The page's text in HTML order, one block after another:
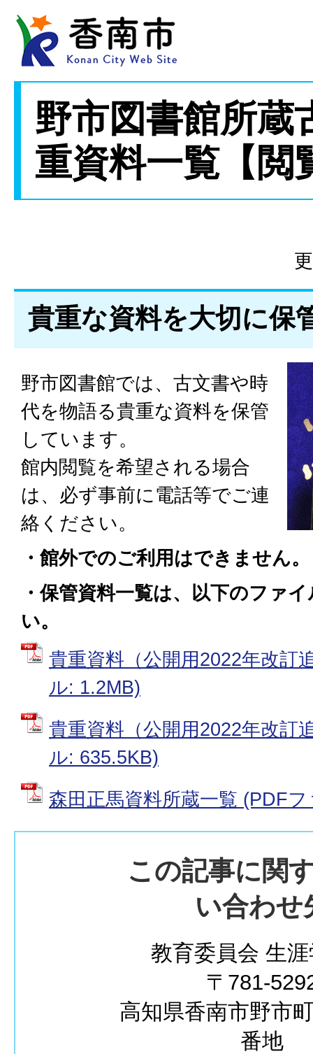
野市図書館所蔵
重資料一覧【閲
貴重な資料を大切に保
野市図書館では、古文書や時
代を物語る貴重な資料を保管
しています。
館内閲覧を希望される場合
は、必ず事前に電話等でご連
絡ください。
・館外でのご利用はできません。
・保管資料一覧は、以下のファ
い。
貴重資料（公開用2022年改訂
ル: 1.2MB)
貴重資料（公開用2022年改訂
ル: 635.5KB)
森田正馬資料所蔵一覧 (PDF
この記事に関
い合わせ
教育委員会 生
〒781-
高知県香南市野市
番地